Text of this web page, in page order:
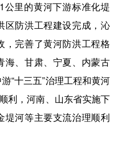
公里的黄河下游标准化堤
区防洪工程建设完成，沁
，完善了黄河防洪工程格
海、甘肃、宁夏、内蒙古
“十三五”治理工程和黄河
利，河南、山东省实施下
堤河等主要支流治理顺利